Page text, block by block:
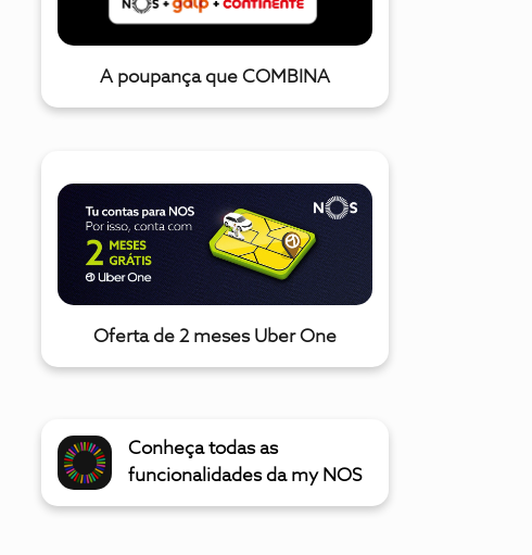
A poupança que COMBINA
Oferta de 2 meses Uber One
Conheça todas as
funcionalidades da my NOS